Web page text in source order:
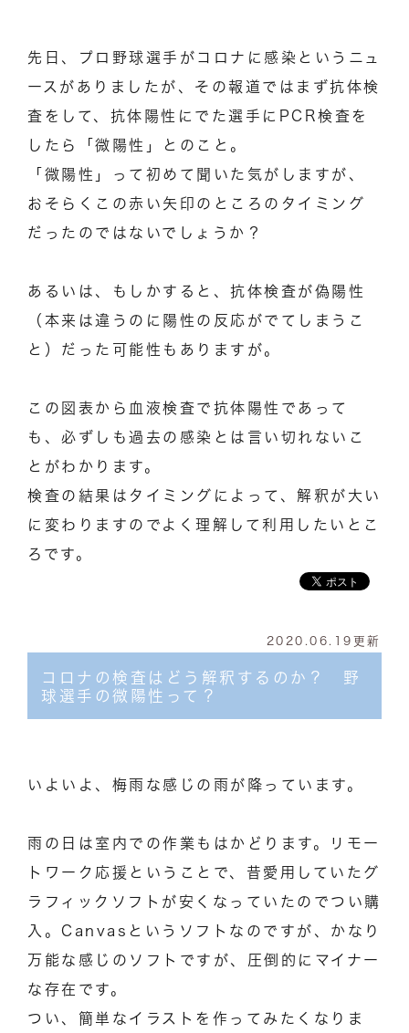
先日、プロ野球選手がコロナに感染というニュ
ースがありましたが、その報道ではまず抗体検
査をして、抗体陽性にでた選手にPCR検査を
したら「微陽性」とのこと。
「微陽性」って初めて聞いた気がしますが、
おそらくこの赤い矢印のところのタイミング
だったのではないでしょうか？
あるいは、もしかすると、抗体検査が偽陽性
（本来は違うのに陽性の反応がでてしまうこ
と）だった可能性もありますが。
この図表から血液検査で抗体陽性であって
も、必ずしも過去の感染とは言い切れないこ
とがわかります。
検査の結果はタイミングによって、解釈が大い
に変わりますのでよく理解して利用したいとこ
ろです。
2020.06.19更新
コロナの検査はどう解釈するのか？ 野
球選手の微陽性って？
いよいよ、梅雨な感じの雨が降っています。
雨の日は室内での作業もはかどります。リモー
トワーク応援ということで、昔愛用していたグ
ラフィックソフトが安くなっていたのでつい購
入。Canvasというソフトなのですが、かなり
万能な感じのソフトですが、圧倒的にマイナー
な存在です。
つい、簡単なイラストを作ってみたくなりま